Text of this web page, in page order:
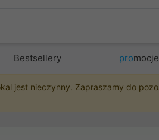
Bestsellery promocje
jest nieczynny. Zapraszamy do